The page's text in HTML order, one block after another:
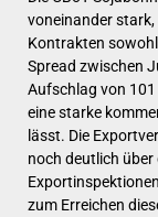
voneinander
Kontrakten
Spread zwischen
Aufschlag von
eine starke
lässt. Die
noch deutlich über
zum Erreichen